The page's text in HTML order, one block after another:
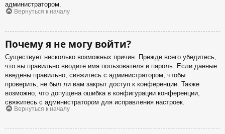
администратором.
Вернуться к началу
Почему я не могу войти?
Существует несколько возможных причин. Прежде всего убедитесь,
что вы правильно вводите имя пользователя и пароль. Если данные
введены правильно, свяжитесь с администратором, чтобы
проверить, не был ли вам закрыт доступ к конференции. Также
возможно, что допущена ошибка в конфигурации конференции,
свяжитесь с администратором для исправления настроек.
Вернуться к началу